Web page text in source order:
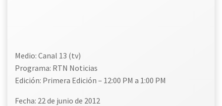
Medio: Canal 13 (tv)
Programa: RTN Noticias
Edición: Primera Edición – 12:00 PM a 1:00 PM
Fecha: 22 de junio de 2012